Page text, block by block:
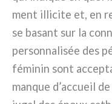
ment illi­ci­te et, en
se basant sur la
per­son­na­li­sée des
fémi­nin sont
man­que d’accueil